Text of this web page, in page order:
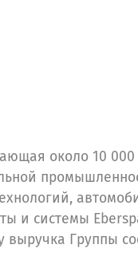
около 10
и системы
выручка Группы